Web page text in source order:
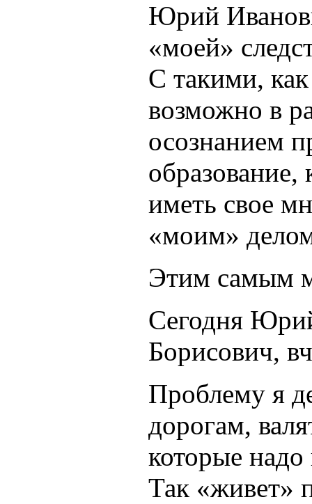
Юрий
«моей»
С такими,
возможно в
осознанием
иметь свое
«моим»
Этим самым
Сегодня
Борисович,
Проблему я
дорогам,
которые
Так «живет»